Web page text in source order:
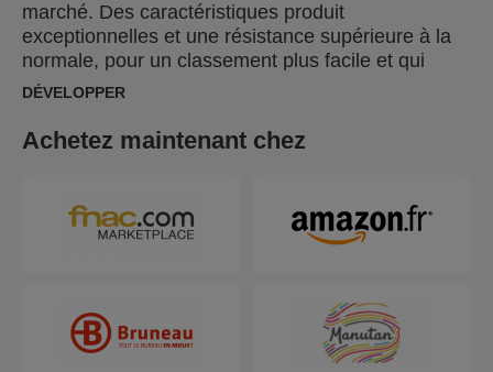
marché. Des caractéristiques produit
exceptionnelles et une résistance supérieure à la
normale, pour un classement plus facile et qui
dure.
DÉVELOPPER
Achetez maintenant chez